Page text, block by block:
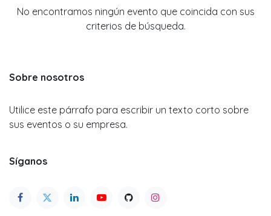
No encontramos ningún evento que coincida con sus
criterios de búsqueda.
Sobre nosotros
Utilice este párrafo para escribir un texto corto sobre
sus eventos o su empresa.
Síganos